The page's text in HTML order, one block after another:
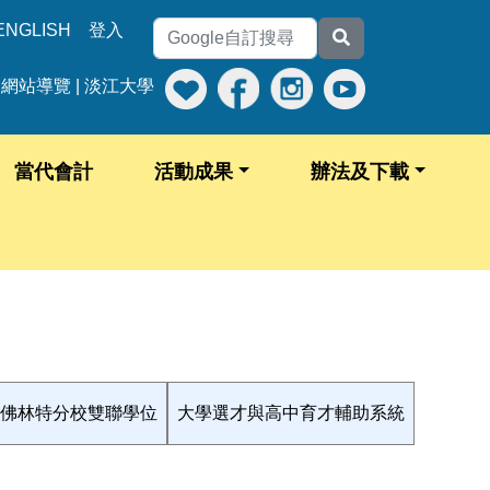
登入
網站導覽 淡江大學
當代會計 活動成果 辦法及下載
林特分校雙聯學位 大學選才與高中育才輔助系統